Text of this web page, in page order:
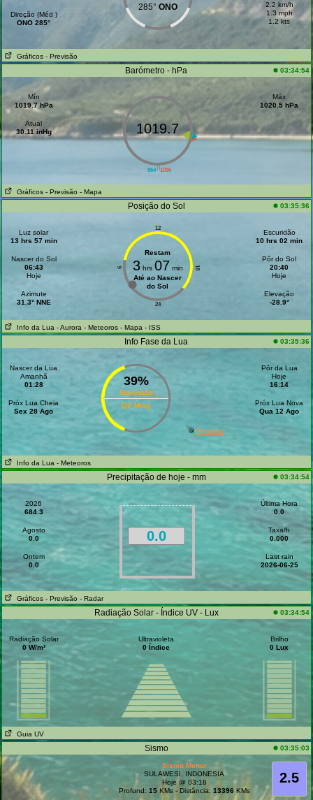
Direção (Méd )
ONO 285°
285° ONO
2.2 km/h
1.3 mph
1.2 kts
Gráficos - Previsão
Barómetro - hPa 03:34:54
Mín
1019.7 hPa
Atual
30.11 inHg
||
964 1036
1019.7
Máx
1020.5 hPa
Gráficos - Previsão - Mapa
Posição do Sol 03:35:36
Luz solar
13 hrs 57 min
Nascer do Sol
06:43
Hoje
Azimute
31.3° NNE
12
24
6 18
Restam
3hrs 07 min
Até ao Nascer
do Sol
Escuridão
10 hrs 02 min
Pôr do Sol
20:40
Hoje
Elevação
-28.9°
Info da Lua - Aurora - Meteoros - Mapa - ISS
Info Fase da Lua 03:35:36
Nascer da Lua
Amanhã
01:28
Próx Lua Cheia
Sex 28 Ago
39%
Iluminada
Qtº Ming
Pôr da Lua
Hoje
16:14
Próx Lua Nova
Qua 12 Ago
Perseids
Info da Lua - Meteoros
Precipitação de hoje - mm 03:34:54
2026
684.3
Agosto
0.0
Ontem
0.0
0.0
Última Hora
0.0
Taxa/h
0.000
Last rain
2026-06-25
Gráficos - Previsão - Radar
Radiação Solar - Índice UV - Lux 03:34:54
Radiação Solar
0 W/m²
Ultravioleta
0 Índice
Brilho
0 Lux
Guia UV
Sismo 03:35:03
2.5
Sismo Menor
SULAWESI, INDONESIA
Hoje @ 03:18
Profund: 15KMs - Distância: 13396 KMs